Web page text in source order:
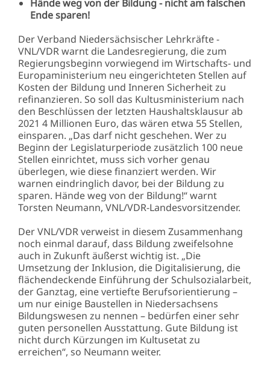
Hände weg von der Bildung - nicht am falschen
Ende sparen!
Der Verband Niedersächsischer Lehrkräfte -
VNL/VDR warnt die Landesregierung, die zum
Regierungsbeginn vorwiegend im Wirtschafts- und
Europaministerium neu eingerichteten Stellen auf
Kosten der Bildung und Inneren Sicherheit zu
refinanzieren. So soll das Kultusministerium nach
den Beschlüssen der letzten Haushaltsklausur ab
2021 4 Millionen Euro, das wären etwa 55 Stellen,
einsparen. „Das darf nicht geschehen. Wer zu
Beginn der Legislaturperiode zusätzlich 100 neue
Stellen einrichtet, muss sich vorher genau
überlegen, wie diese finanziert werden. Wir
warnen eindringlich davor, bei der Bildung zu
sparen. Hände weg von der Bildung!“ warnt
Torsten Neumann, VNL/VDR-Landesvorsitzender.
Der VNL/VDR verweist in diesem Zusammenhang
noch einmal darauf, dass Bildung zweifelsohne
auch in Zukunft äußerst wichtig ist. „Die
Umsetzung der Inklusion, die Digitalisierung, die
flächendeckende Einführung der Schulsozialarbeit,
der Ganztag, eine vertiefte Berufsorientierung –
um nur einige Baustellen in Niedersachsens
Bildungswesen zu nennen – bedürfen einer sehr
guten personellen Ausstattung. Gute Bildung ist
nicht durch Kürzungen im Kultusetat zu
erreichen“, so Neumann weiter.